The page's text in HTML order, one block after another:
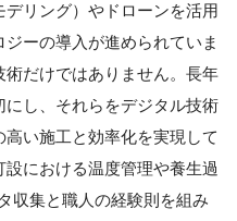
リング）やドローンを活用
ーの導入が進められていま
だけではありません。長年
し、それらをデジタル技術
い施工と効率化を実現して
における温度管理や養生過
収集と職人の経験則を組み